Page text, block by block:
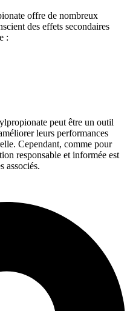
offre de nombreux
des effets secondaires
:
peut être un outil
leurs performances
Cependant, comme pour
responsable et informée est
associés.